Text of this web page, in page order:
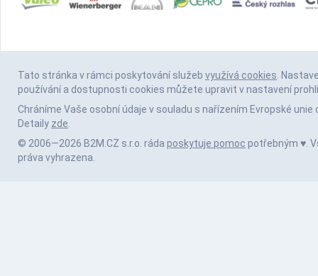
Tato stránka v rámci poskytování služeb využívá cookies.
používání a dostupnosti cookies můžete upravit v nastavení
Chráníme Vaše osobní údaje v souladu s nařízením Evropské unie
Detaily zde.
© 2006—2026 B2M.CZ s.r.o. ráda poskytuje pomoc potřebným ♥️.
práva vyhrazena.